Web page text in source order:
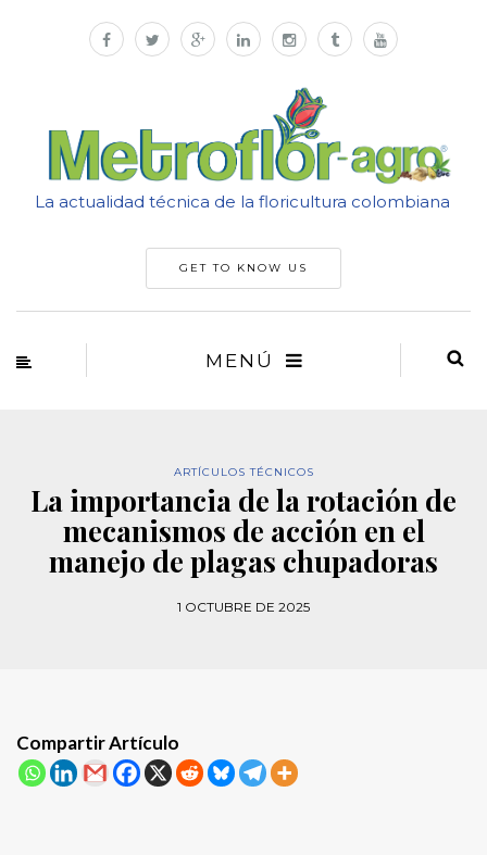
La actualidad técnica de la floricultura colombiana
GET TO KNOW US
MENÚ
ARTÍCULOS TÉCNICOS
La importancia de la rotación de
mecanismos de acción en el
manejo de plagas chupadoras
1 OCTUBRE DE 2025
Compartir Artículo